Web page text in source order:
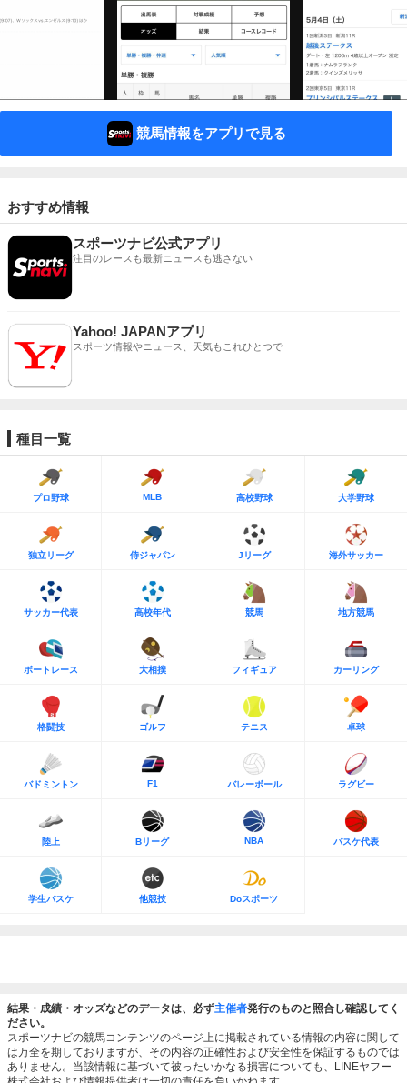
競馬情報をアプリで見る
おすすめ情報
スポーツナビ公式アプリ
注目のレースも最新ニュースも逃さない
Yahoo! JAPANアプリ
スポーツ情報やニュース、天気もこれひとつで
種目一覧
プロ野球 MLB 高校野球 大学野球
独立リーグ 侍ジャパン Jリーグ 海外サッカー
サッカー代表 高校年代 競馬 地方競馬
ボートレース 大相撲 フィギュア カーリング
格闘技 ゴルフ テニス 卓球
バドミントン F1 バレーボール ラグビー
陸上 Bリーグ NBA バスケ代表
学生バスケ 他競技 Doスポーツ
結果・成績・オッズなどのデータは、必ず主催者発行のものと照合し確認してく
ださい。
スポーツナビの競馬コンテンツのページ上に掲載されている情報の内容に関して
は万全を期しておりますが、その内容の正確性および安全性を保証するものでは
ありません。当該情報に基づいて被ったいかなる損害についても、LINEヤフー